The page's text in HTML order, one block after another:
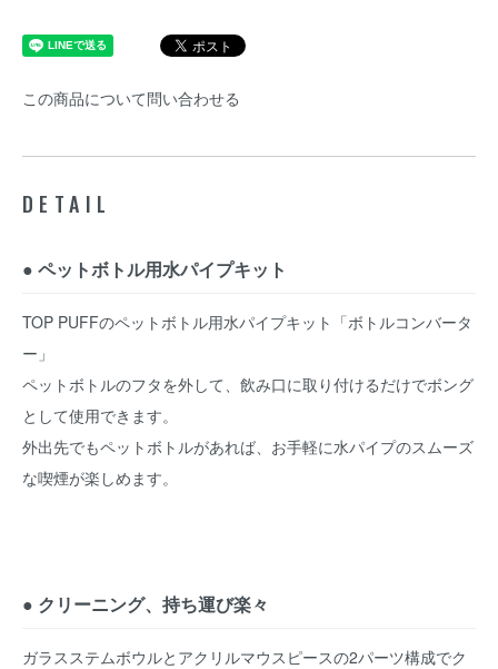
この商品について問い合わせる
DETAIL
● ペットボトル用水パイプキット
TOP PUFFのペットボトル用水パイプキット「ボトルコンバータ
ー」
ペットボトルのフタを外して、飲み口に取り付けるだけでボング
として使用できます。
外出先でもペットボトルがあれば、お手軽に水パイプのスムーズ
な喫煙が楽しめます。
● クリーニング、持ち運び楽々
ガラスステムボウルとアクリルマウスピースの2パーツ構成でク